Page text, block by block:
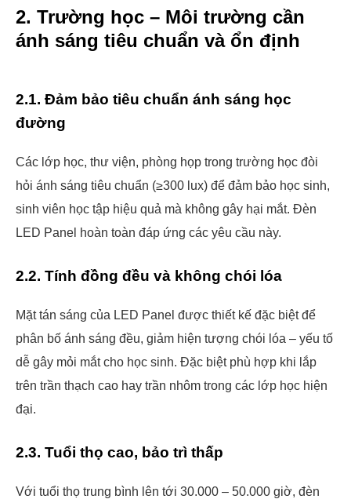
2. Trường học – Môi trường cần
ánh sáng tiêu chuẩn và ổn định
2.1. Đảm bảo tiêu chuẩn ánh sáng học
đường
Các lớp học, thư viện, phòng họp trong trường học đòi
hỏi ánh sáng tiêu chuẩn (≥300 lux) để đảm bảo học sinh,
sinh viên học tập hiệu quả mà không gây hại mắt. Đèn
LED Panel hoàn toàn đáp ứng các yêu cầu này.
2.2. Tính đồng đều và không chói lóa
Mặt tán sáng của LED Panel được thiết kế đặc biệt để
phân bố ánh sáng đều, giảm hiện tượng chói lóa – yếu tố
dễ gây mỏi mắt cho học sinh. Đặc biệt phù hợp khi lắp
trên trần thạch cao hay trần nhôm trong các lớp học hiện
đại.
2.3. Tuổi thọ cao, bảo trì thấp
Với tuổi thọ trung bình lên tới 30.000 – 50.000 giờ, đèn